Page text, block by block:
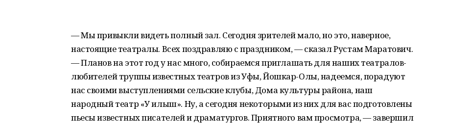
— Мы привыкли видеть полный зал. Сегодня зрителей мало, но это, наверное,
настоящие театралы. Всех поздравляю с праздником, — сказал Рустам Маратович.
— Планов на этот год у нас много, собираемся приглашать для наших театралов-
любителей труппы известных театров из Уфы, Йошкар-Олы, надеемся, порадуют
нас своими выступлениями сельские клубы, Дома культуры района, наш
народный театр «У илыш». Ну, а сегодня некоторыми из них для вас подготовлены
пьесы известных писателей и драматургов. Приятного вам просмотра, — завершил